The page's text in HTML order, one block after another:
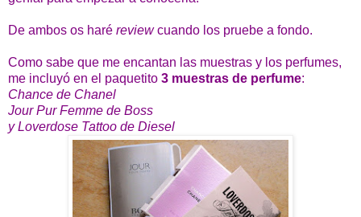
De ambos os haré reviewcuando los pruebe a fondo.
Como sabe que me encantan las muestras y los perfumes,
me incluyó en el paquetito 3 muestras de perfume:
Chance de Chanel
Jour Pur Femme de Boss
y Loverdose Tattoo de Diesel